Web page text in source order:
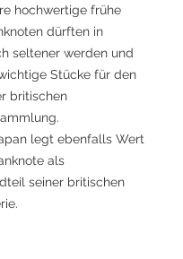
hochwertige frühe
dürften in
seltener werden und
Stücke für den
britischen
legt ebenfalls Wert
als
seiner britischen